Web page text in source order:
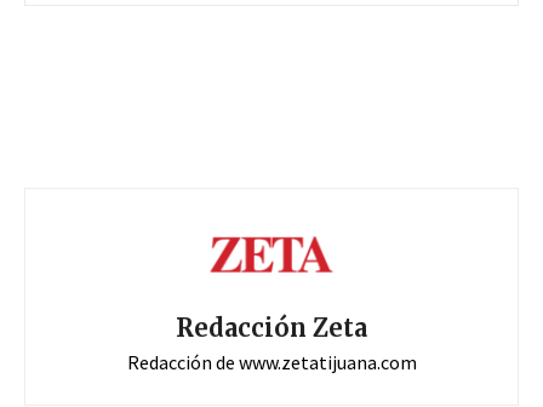
Redacción Zeta
Redacción de www.zetatijuana.com